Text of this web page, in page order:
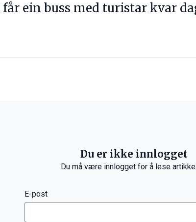
ein buss med turistar kvar
Du er ikke innlogget
Du må være innlogget for å lese
E-post